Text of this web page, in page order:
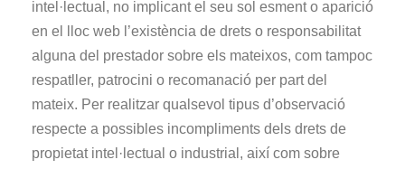
intel·lectual, no implicant el seu sol esment o aparició
en el lloc web l’existència de drets o responsabilitat
alguna del prestador sobre els mateixos, com tampoc
respatller, patrocini o recomanació per part del
mateix. Per realitzar qualsevol tipus d’observació
respecte a possibles incompliments dels drets de
propietat intel·lectual o industrial, així com sobre